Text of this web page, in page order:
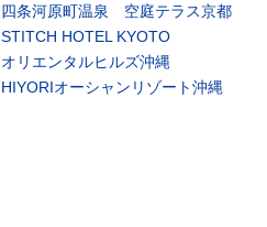
四条河原町温泉 空庭テラス京都
STITCH HOTEL KYOTO
オリエンタルヒルズ沖縄
HIYORIオーシャンリゾート沖縄